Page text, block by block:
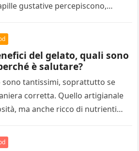
gustative percepiscono,
del gelato, quali sono
è salutare?
sono tantissimi, soprattutto se
corretta. Quello artigianale
ma anche ricco di nutrienti